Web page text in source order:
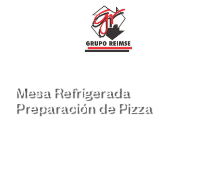
Mesa Refrigerada
Preparación de Pizza